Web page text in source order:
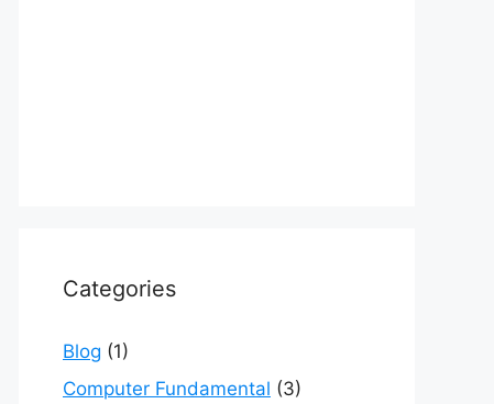
Categories
Blog (1)
Computer Fundamental (3)